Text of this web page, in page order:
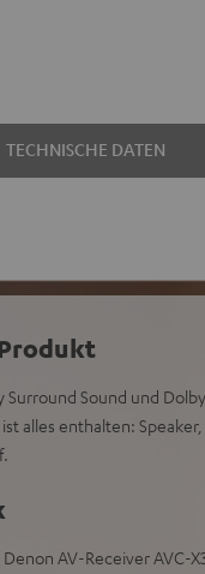
TECHNISCHE DATEN
Sound und
alles enthalten:
AV-Receiver AVC-